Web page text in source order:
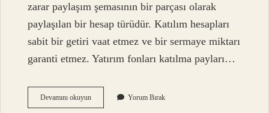
zarar paylaşım şemasının bir parçası olarak
paylaşılan bir hesap türüdür. Katılım hesapları
sabit bir getiri vaat etmez ve bir sermaye miktarı
garanti etmez. Yatırım fonları katılma payları…
Devamını okuyunYatırım
Fonu
Yorum Bırak